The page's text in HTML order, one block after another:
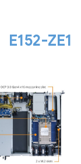
ZE1